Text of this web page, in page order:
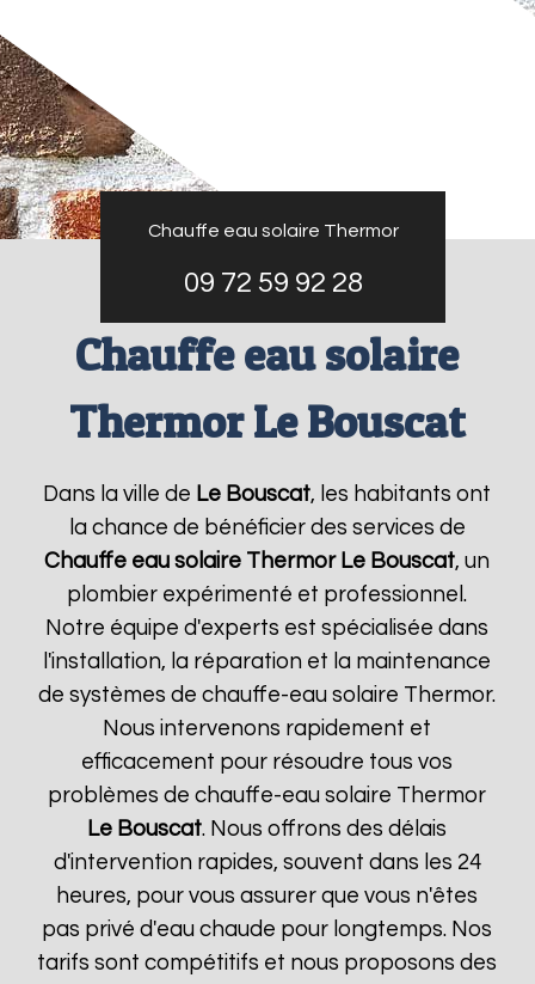
Chauffe eau solaire Thermor
09 72 59 92 28
Chauffe eau solaire
Thermor Le Bouscat
Dans la ville de Le Bouscat, les habitants ont
la chance de bénéficier des services de
Chauffe eau solaire Thermor Le Bouscat, un
plombier expérimenté et professionnel.
Notre équipe d'experts est spécialisée dans
l'installation, la réparation et la maintenance
de systèmes de chauffe-eau solaire Thermor.
Nous intervenons rapidement et
efficacement pour résoudre tous vos
problèmes de chauffe-eau solaire Thermor
Le Bouscat. Nous offrons des délais
d'intervention rapides, souvent dans les 24
heures, pour vous assurer que vous n'êtes
pas privé d'eau chaude pour longtemps. Nos
tarifs sont compétitifs et nous proposons des